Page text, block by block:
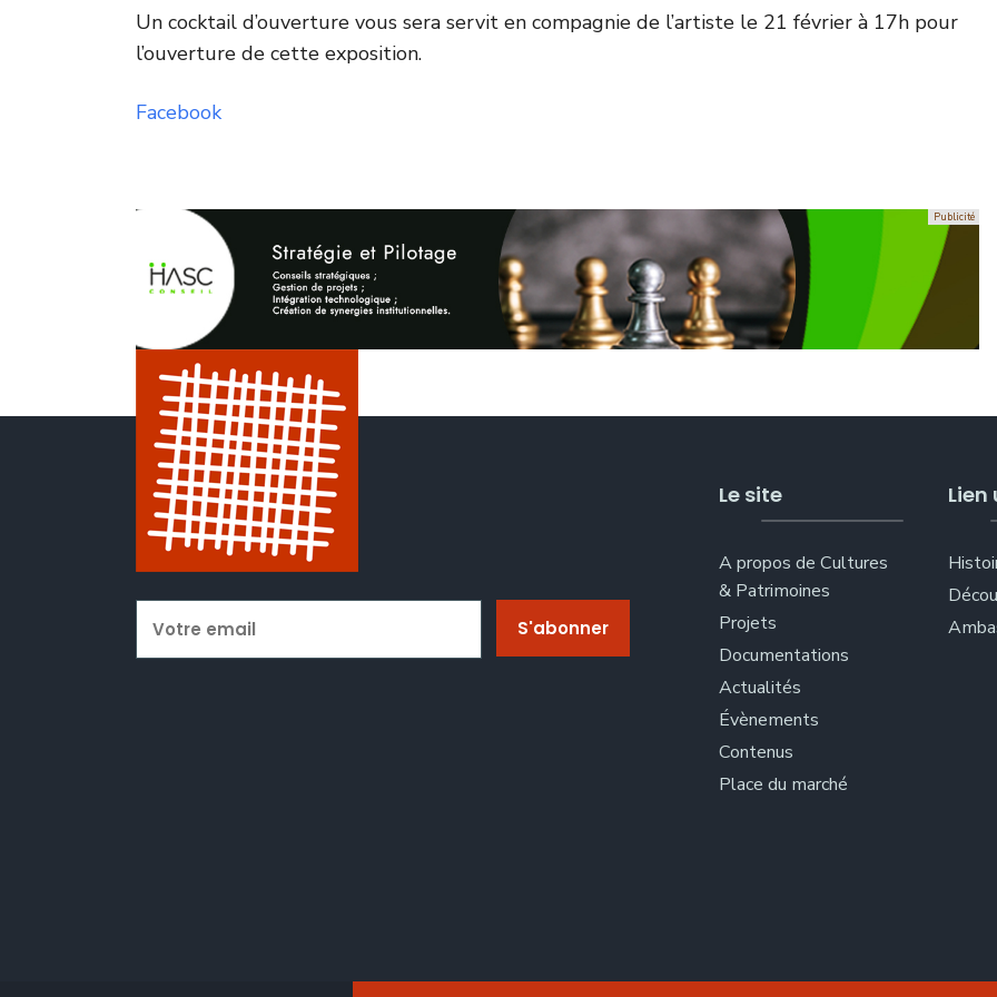
Un cocktail d’ouverture vous sera servit en compagnie de l’artiste le 21 février à 17h pour
l’ouverture de cette exposition.
Facebook
Le site
A propos de Cultures
& Patrimoines
Projets
Documentations
Actualités
Évènements
Contenus
Place du marché
Lien